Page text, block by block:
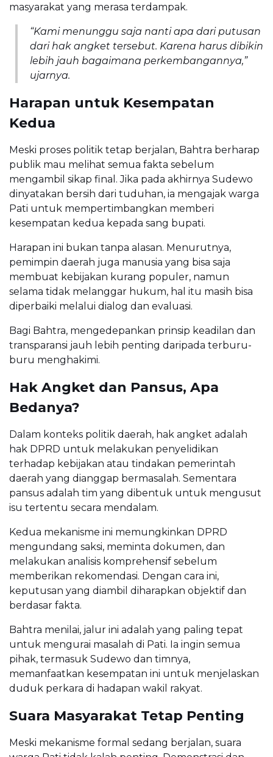
masyarakat yang merasa terdampak.
“Kami menunggu saja nanti apa dari putusan
dari hak angket tersebut. Karena harus dibikin
lebih jauh bagaimana perkembangannya,”
ujarnya.
Harapan untuk Kesempatan
Kedua
Meski proses politik tetap berjalan, Bahtra berharap
publik mau melihat semua fakta sebelum
mengambil sikap final. Jika pada akhirnya Sudewo
dinyatakan bersih dari tuduhan, ia mengajak warga
Pati untuk mempertimbangkan memberi
kesempatan kedua kepada sang bupati.
Harapan ini bukan tanpa alasan. Menurutnya,
pemimpin daerah juga manusia yang bisa saja
membuat kebijakan kurang populer, namun
selama tidak melanggar hukum, hal itu masih bisa
diperbaiki melalui dialog dan evaluasi.
Bagi Bahtra, mengedepankan prinsip keadilan dan
transparansi jauh lebih penting daripada terburu-
buru menghakimi.
Hak Angket dan Pansus, Apa
Bedanya?
Dalam konteks politik daerah, hak angket adalah
hak DPRD untuk melakukan penyelidikan
terhadap kebijakan atau tindakan pemerintah
daerah yang dianggap bermasalah. Sementara
pansus adalah tim yang dibentuk untuk mengusut
isu tertentu secara mendalam.
Kedua mekanisme ini memungkinkan DPRD
mengundang saksi, meminta dokumen, dan
melakukan analisis komprehensif sebelum
memberikan rekomendasi. Dengan cara ini,
keputusan yang diambil diharapkan objektif dan
berdasar fakta.
Bahtra menilai, jalur ini adalah yang paling tepat
untuk mengurai masalah di Pati. Ia ingin semua
pihak, termasuk Sudewo dan timnya,
memanfaatkan kesempatan ini untuk menjelaskan
duduk perkara di hadapan wakil rakyat.
Suara Masyarakat Tetap Penting
Meski mekanisme formal sedang berjalan, suara